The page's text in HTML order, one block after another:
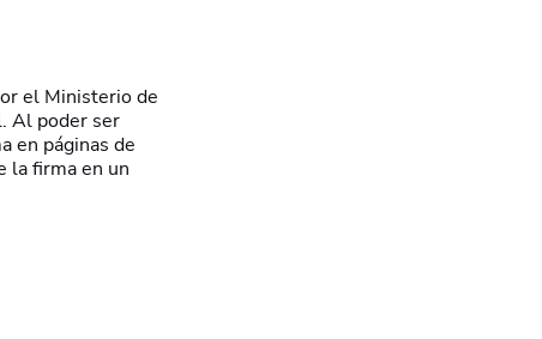
el Ministerio de
Al poder ser
en páginas de
la firma en un